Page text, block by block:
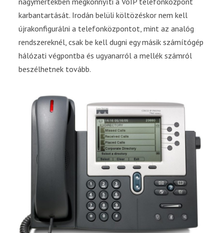
karbantartását. Irodán belüli költözéskor nem kell
újrakonfigurálni a telefonközpontot, mint az analóg
rendszereknél, csak be kell dugni egy másik számítógép
hálózati végpontba és ugyanarról a mellék számról
beszélhetnek tovább.